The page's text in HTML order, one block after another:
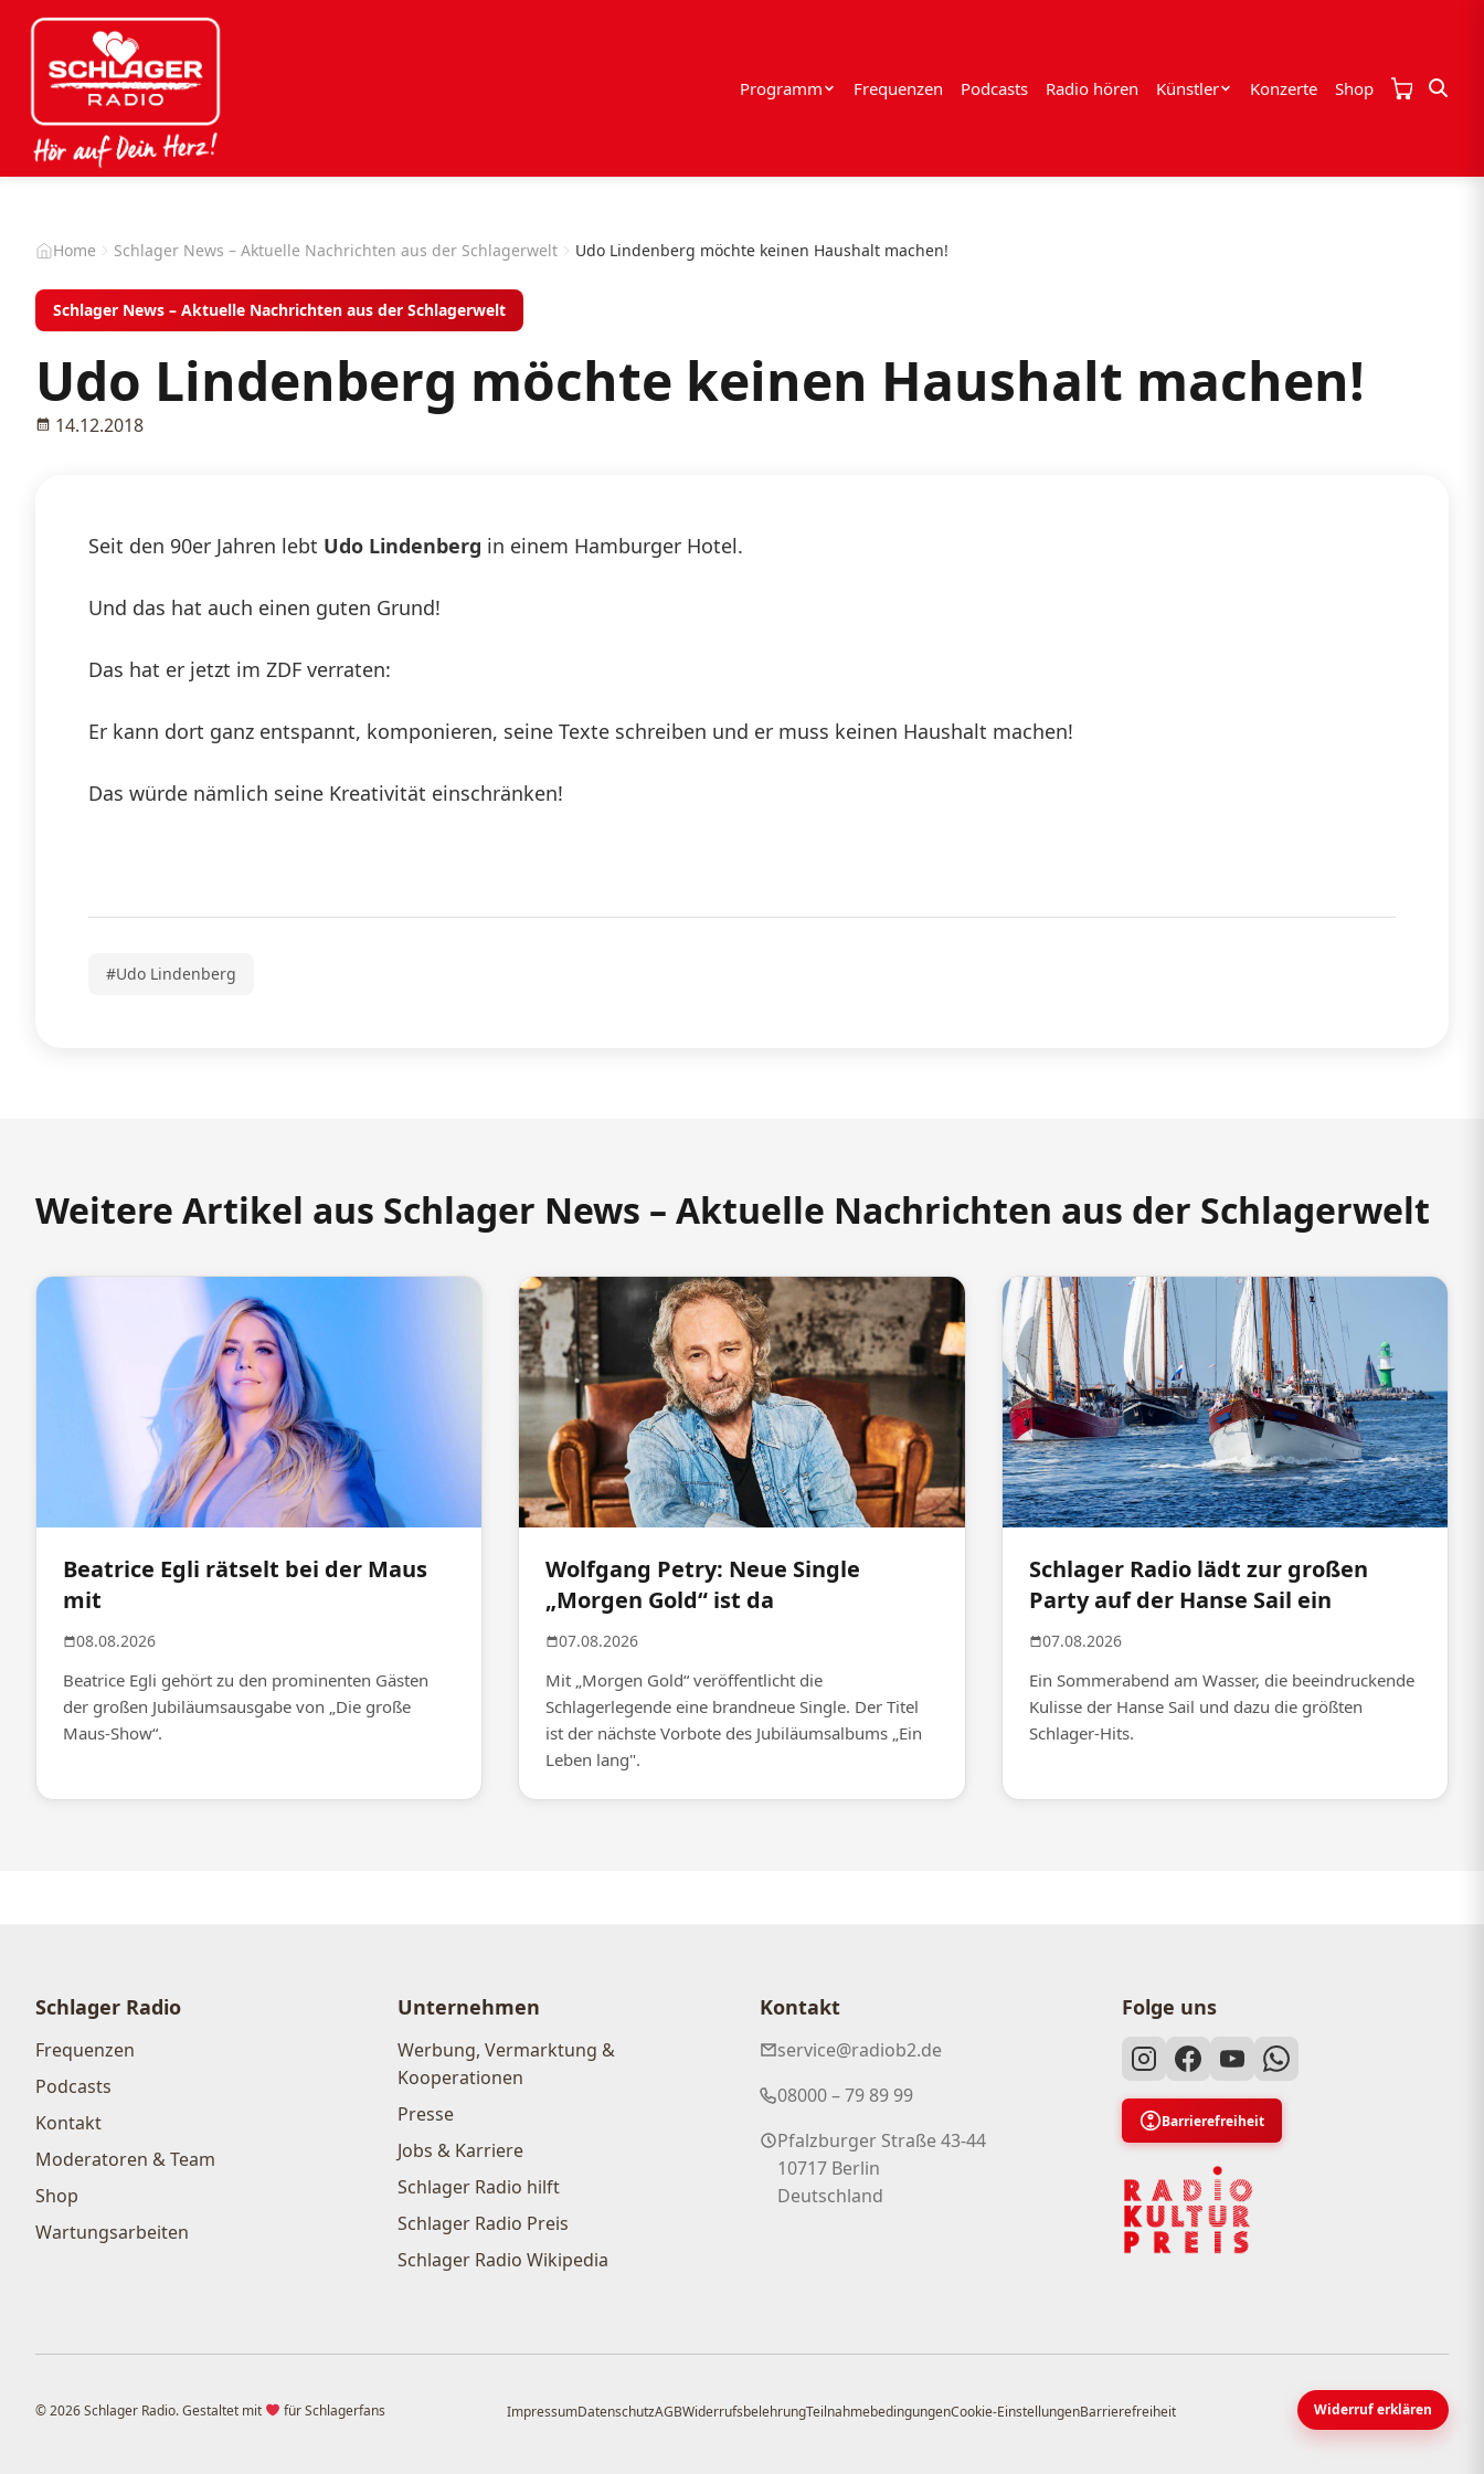
Programm Frequenzen Podcasts Radio hören Künstler Konzerte Shop
Home Schlager News – Aktuelle Nachrichten aus der Schlagerwelt Udo Lindenberg möchte keinen Haushalt machen!
Schlager News – Aktuelle Nachrichten aus der Schlagerwelt
Udo Lindenberg möchte keinen Haushalt machen!
14.12.2018
Seit den 90er Jahren lebt Udo Lindenberg in einem Hamburger Hotel.
Und das hat auch einen guten Grund!
Das hat er jetzt im ZDF verraten:
Er kann dort ganz entspannt, komponieren, seine Texte schreiben und er muss keinen Haushalt machen!
Das würde nämlich seine Kreativität einschränken!
#Udo Lindenberg
Weitere Artikel aus Schlager News – Aktuelle Nachrichten aus der Schlagerwelt
Beatrice Egli rätselt bei der Maus
mit
08.08.2026
Beatrice Egli gehört zu den prominenten Gästen
der großen Jubiläumsausgabe von „Die große
Maus-Show“.
Wolfgang Petry: Neue Single
„Morgen Gold“ ist da
07.08.2026
Mit „Morgen Gold“ veröffentlicht die
Schlagerlegende eine brandneue Single. Der Titel
ist der nächste Vorbote des Jubiläumsalbums „Ein
Leben lang".
Schlager Radio lädt zur großen
Party auf der Hanse Sail ein
07.08.2026
Ein Sommerabend am Wasser, die beeindruckende
Kulisse der Hanse Sail und dazu die größten
Schlager-Hits.
Schlager Radio
Frequenzen
Podcasts
Kontakt
Moderatoren & Team
Shop
Wartungsarbeiten
Unternehmen
Werbung, Vermarktung &
Kooperationen
Presse
Jobs & Karriere
Schlager Radio hilft
Schlager Radio Preis
Schlager Radio Wikipedia
Kontakt
service@radiob2.de
08000 – 79 89 99
Pfalzburger Straße 43-44
10717 Berlin
Deutschland
Folge uns
Barrierefreiheit
© 2026 Schlager Radio. Gestaltet mit für Schlagerfans ImpressumDatenschutzAGBWiderrufsbelehrungTeilnahmebedingungenCookie-EinstellungenBarrierefreiheit Widerruf erklären